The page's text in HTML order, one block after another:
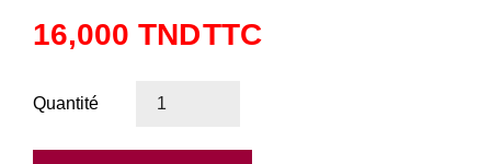
16,000 TNDTTC
Quantité